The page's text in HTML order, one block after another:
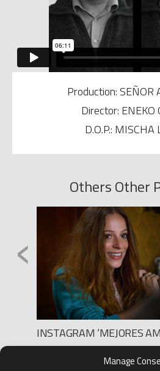
Manage
Production: SEÑOR
Director: ENEKO
D.O.P.: MISCHA
Others Other
INSTAGRAM ‘MEJORES
Production: FILM BY
Director: CARLOS CALLALA
‹